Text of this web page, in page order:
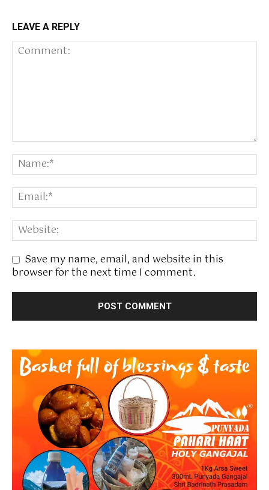
LEAVE A REPLY
Save my name, email, and website in this
browser for the next time I comment.